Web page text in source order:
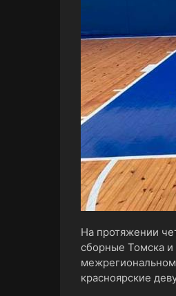
На протяжении
сборные Томска
межрегиональном
красноярские